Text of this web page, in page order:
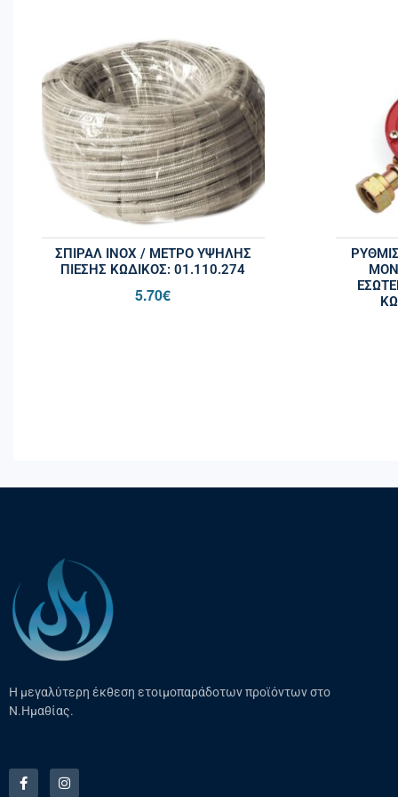
ΣΠΙΡΑΛ INOX / ΜΕΤΡΟ ΥΨΗΛΗΣ
ΠΙΕΣΗΣ ΚΩΔΙΚΌΣ: 01.110.274
5.70€
Η μεγαλύτερη έκθεση ετοιμοπαράδοτων προϊόντων στο
Ν.Ημαθίας.